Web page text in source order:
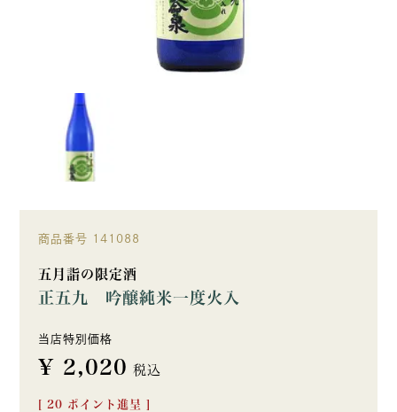
商品番号 141088
五月詣の限定酒
正五九 吟醸純米一度火入
当店特別価格
¥ 2,020 税込
20 ポイント進呈 ]